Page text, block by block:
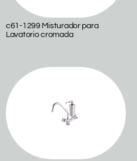
c61-1299 Misturador para
Lavatorio cromada